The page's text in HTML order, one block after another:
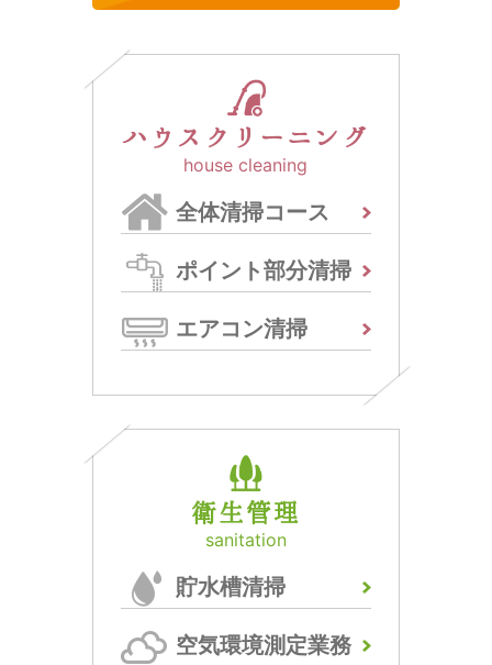
ハウスクリーニング
house cleaning
全体清掃コース
ポイント部分清掃
エアコン清掃
衛生管理
sanitation
貯水槽清掃
空気環境測定業務